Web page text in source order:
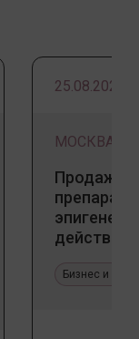
25.08.2026
МОСКВА
Продажа
действия
Бизнес и